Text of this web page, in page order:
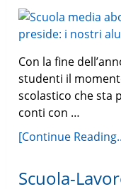
Con la fine
studenti il
scolastico che sta
conti con …
[Continue
Scuola-